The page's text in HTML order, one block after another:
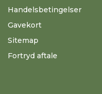
Handelsbetingelser
Gavekort
Sitemap
Fortryd aftale